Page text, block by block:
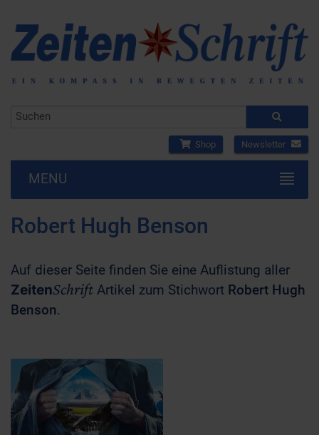
Shop Newsletter
MENU
Robert Hugh Benson
Auf dieser Seite finden Sie eine Auflistung aller
ZeitenSchrift Artikel zum Stichwort Robert Hugh
Benson.